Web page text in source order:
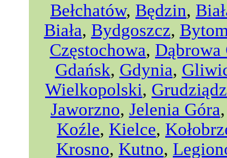
Bełchatów, Będzin,
Biała, Bydgoszcz,
Częstochowa, Dąbrowa
Gdańsk, Gdynia,
Wielkopolski, Grudziądz
Jaworzno, Jelenia Góra
Koźle, Kielce,
Krosno, Kutno,